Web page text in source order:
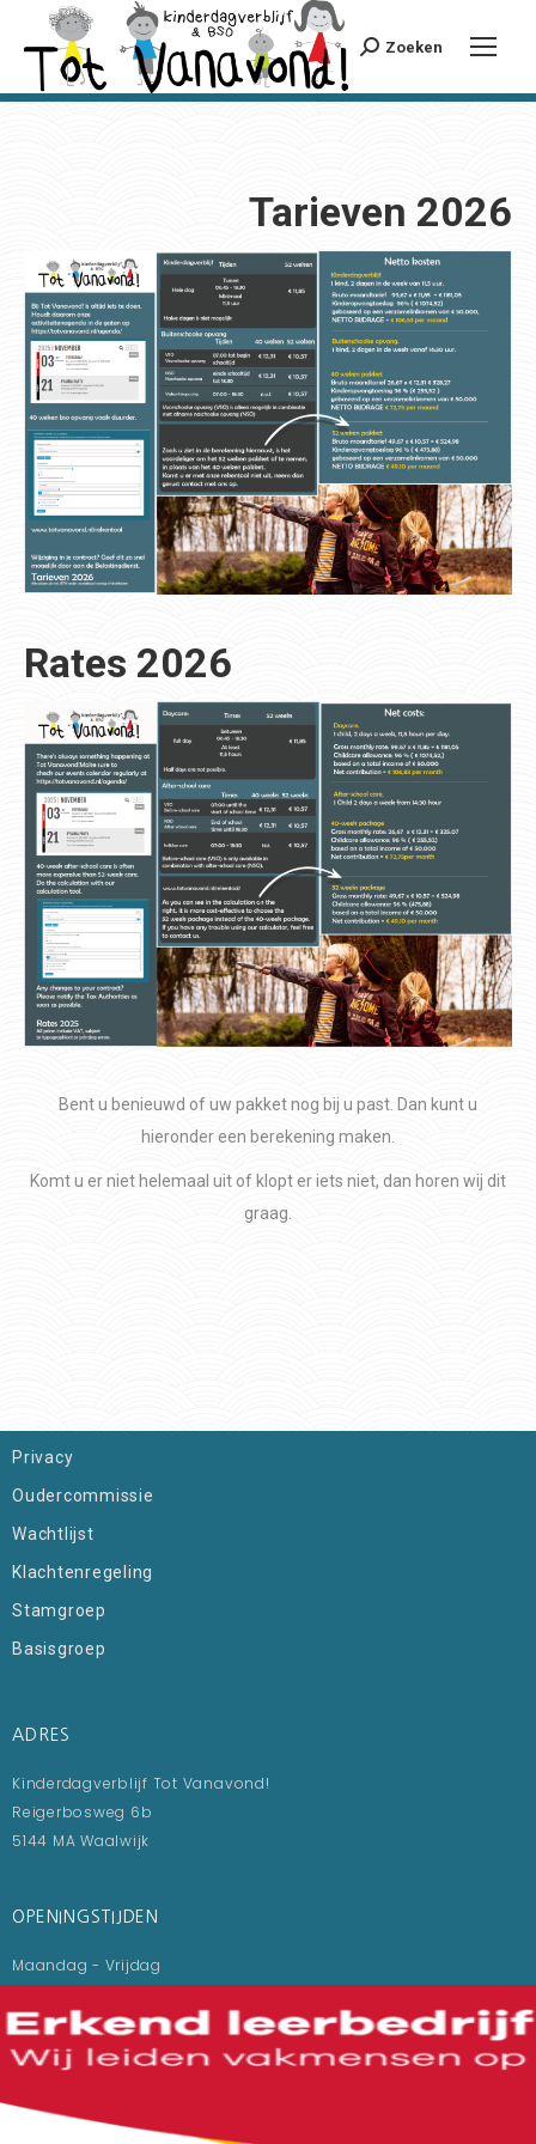
Zoeken
Tarieven 2026
Tarieven 2026
Rates 2026
Bent u benieuwd of uw pakket nog bij u past. Dan kunt u
hieronder een berekening maken.
Komt u er niet helemaal uit of klopt er iets niet, dan horen wij dit
graag.
Privacy
Oudercommissie
Wachtlijst
Klachtenregeling
Stamgroep
Basisgroep
ADRES
Kinderdagverblijf Tot Vanavond!
Reigerbosweg 6b
5144 MA Waalwijk
OPENINGSTIJDEN
Maandag - Vrijdag